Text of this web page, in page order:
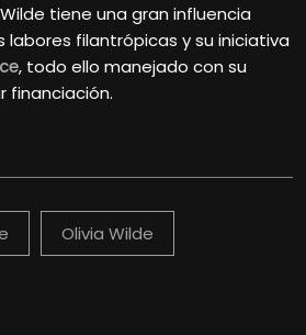
tiene una gran influencia
labores filantrópicas y su iniciativa
, todo ello manejado con su
financiación.
Olivia Wilde